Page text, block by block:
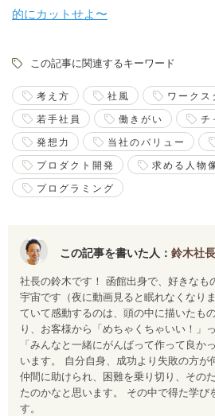
的にカットせよ〜
この記事に関連するキーワード
考え方 社風 ワークス
若手社員 働きがい チ
発想力 当社のバリュー
プロダクト開発 求める人物
プログラミング
この記事を書いた人： 鈴木社長
社長の鈴木です！ 函館出身で、好きなも
宇宙です（夜に動画見ると眠れなくなり
ていて感動するのは、頭の中に描いたも
り、お客様から「めちゃくちゃいい！」
「みんなと一緒にがんばって作って良
います。 自分自身、成功より失敗の方が
仲間に助けられ、困難を乗り切り、その
たのかなと思います。 その中で得た学び
す。